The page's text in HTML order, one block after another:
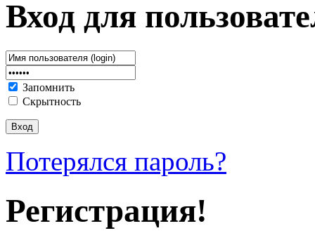
Вход для
Запомнить
Скрытность
Потерялся пароль?
Регистрация!